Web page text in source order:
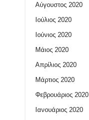
Αύγουστος 2020
Ιούλιος 2020
Ιούνιος 2020
Μάιος 2020
Απρίλιος 2020
Μάρτιος 2020
Φεβρουάριος 2020
Ιανουάριος 2020